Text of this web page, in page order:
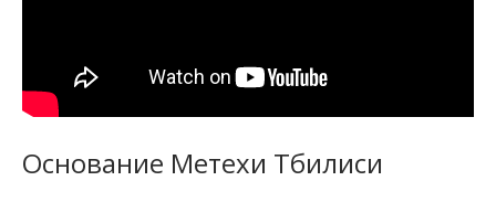
Основание Метехи Тбилиси